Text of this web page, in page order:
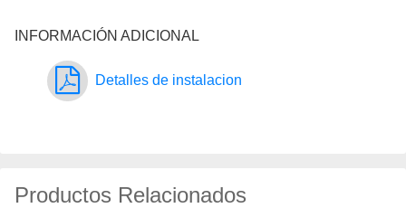
INFORMACIÓN ADICIONAL
Detalles de instalacion
Productos Relacionados